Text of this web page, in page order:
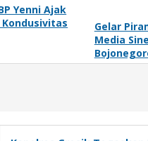
Yenni Ajak
Kondusivitas
Gelar
Media